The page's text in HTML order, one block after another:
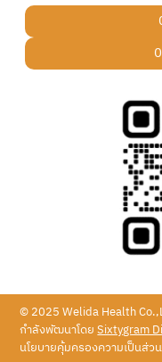
© 2025 Welida Health
กำลังพัฒนาโดยSixtygram
นโยบายคุ้มครองความเป็นส่ว